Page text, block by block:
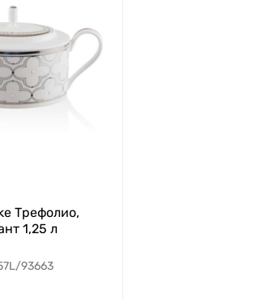
Трефолио,
1,25 л
93663